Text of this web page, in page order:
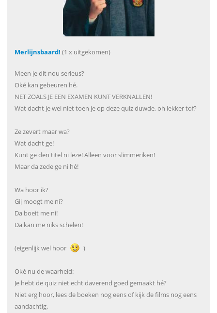
Merlijnsbaard! (1 x uitgekomen)
Meen je dit nou serieus?
Oké kan gebeuren hé.
NET ZOALS JE EEN EXAMEN KUNT VERKNALLEN!
Wat dacht je wel niet toen je op deze quiz duwde, oh lekker tof?
Ze zevert maar wa?
Wat dacht ge!
Kunt ge den titel ni leze! Alleen voor slimmeriken!
Maar da zede ge ni hé!
Wa hoor ik?
Gij moogt me ni?
Da boeit me ni!
Da kan me niks schelen!
(eigenlijk wel hoor )
Oké nu de waarheid:
Je hebt de quiz niet echt daverend goed gemaakt hé?
Niet erg hoor, lees de boeken nog eens of kijk de films nog eens
aandachtig.